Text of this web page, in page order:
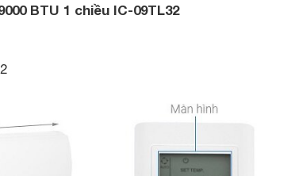
BTU 1 chiều IC-09TL32